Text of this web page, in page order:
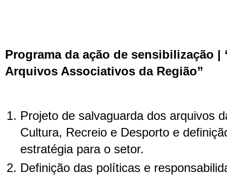
Programa da ação de sensibilização |
Arquivos Associativos da Região”
Projeto de salvaguarda dos arquivos
Cultura, Recreio e Desporto e
estratégia para o setor.
Definição das políticas e